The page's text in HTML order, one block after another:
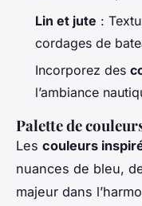
Lin et jute :
cordages de
Incorporez des
l’ambiance
Palette de
Les couleurs
nuances de bleu,
majeur dans